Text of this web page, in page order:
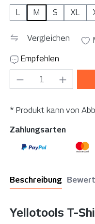
L
M S XL
Vergleichen
Empfehlen
Produkt
* Produkt kann von
Zahlungsarten
Beschreibung
Yellotools T-